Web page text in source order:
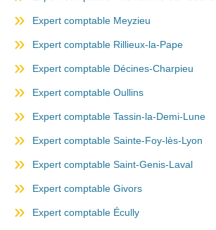
Expert comptable Meyzieu
Expert comptable Rillieux-la-Pape
Expert comptable Décines-Charpieu
Expert comptable Oullins
Expert comptable Tassin-la-Demi-Lune
Expert comptable Sainte-Foy-lès-Lyon
Expert comptable Saint-Genis-Laval
Expert comptable Givors
Expert comptable Écully